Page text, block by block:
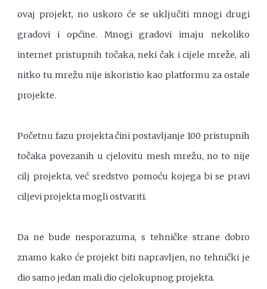
ovaj projekt, no uskoro će se uključiti mnogi drugi
gradovi i općine. Mnogi gradovi imaju nekoliko
internet pristupnih točaka, neki čak i cijele mreže, ali
nitko tu mrežu nije iskoristio kao platformu za ostale
projekte.
Početnu fazu projekta čini postavljanje 100 pristupnih
točaka povezanih u cjelovitu mesh mrežu, no to nije
cilj projekta, već sredstvo pomoću kojega bi se pravi
ciljevi projekta mogli ostvariti.
Da ne bude nesporazuma, s tehničke strane dobro
znamo kako će projekt biti napravljen, no tehnički je
dio samo jedan mali dio cjelokupnog projekta.